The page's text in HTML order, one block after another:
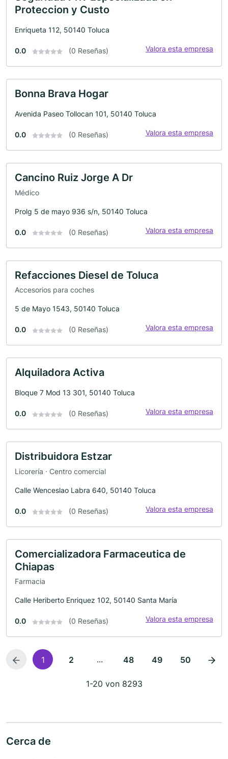
Proteccion y Custo
Enriqueta 112, 50140 Toluca
0.0 (0 Reseñas) Valora esta empresa
Bonna Brava Hogar
Avenida Paseo Tollocan 101, 50140 Toluca
0.0 (0 Reseñas) Valora esta empresa
Cancino Ruiz Jorge A Dr
Médico
Prolg 5 de mayo 936 s/n, 50140 Toluca
0.0 (0 Reseñas) Valora esta empresa
Refacciones Diesel de Toluca
Accesorios para coches
5 de Mayo 1543, 50140 Toluca
0.0 (0 Reseñas) Valora esta empresa
Alquiladora Activa
Bloque 7 Mod 13 301, 50140 Toluca
0.0 (0 Reseñas) Valora esta empresa
Distribuidora Estzar
Licorería · Centro comercial
Calle Wenceslao Labra 640, 50140 Toluca
0.0 (0 Reseñas) Valora esta empresa
Comercializadora Farmaceutica de
Chiapas
Farmacia
Calle Heriberto Enriquez 102, 50140 Santa María
0.0 (0 Reseñas) Valora esta empresa
1 2 ... 48 49 50
1-20 von 8293
Cerca de